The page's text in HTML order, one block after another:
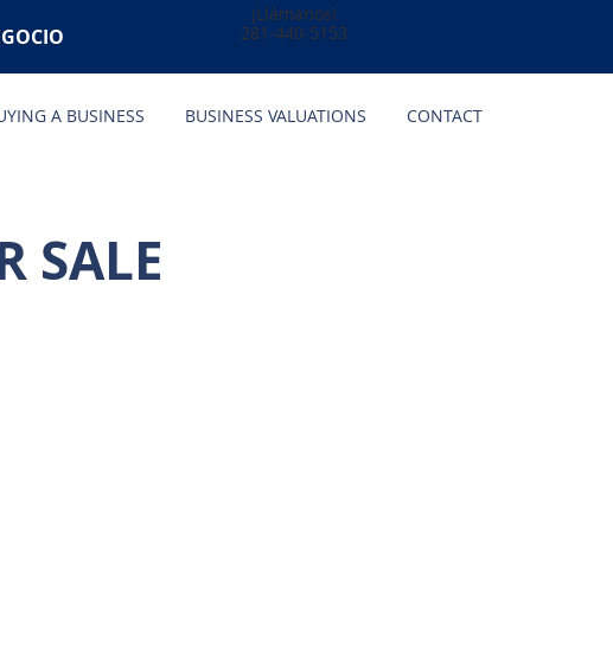
A BUSINESS BUSINESS VALUATIONS CONTACT
¡Llámanos!
281-440-5153
SALE